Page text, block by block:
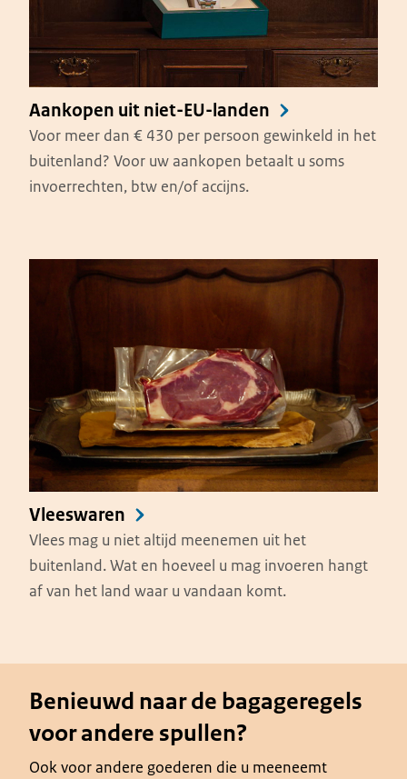
Aankopen uit niet-EU-landen
Voor meer dan € 430 per persoon gewinkeld in het
buitenland? Voor uw aankopen betaalt u soms
invoerrechten, btw en/of accijns.
Vleeswaren
Vlees mag u niet altijd meenemen uit het
buitenland. Wat en hoeveel u mag invoeren hangt
af van het land waar u vandaan komt.
Benieuwd naar de bagageregels
voor andere spullen?
Ook voor andere goederen die u meeneemt